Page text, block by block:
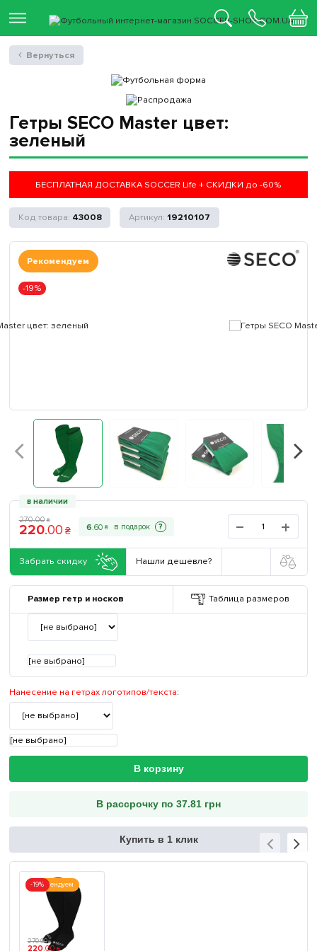
Гетры SECO Master цвет:
зеленый
БЕСПЛАТНАЯ ДОСТАВКА SOCCER Life + СКИДКИ до -60%
43008 19210107
Рекомендуем
-19%
в наличии
270.00 ₴
220.00 ₴ 6.60 ₴ ?
Забрать скидку Нашли дешевле?
Размер гетр и носков Таблица размеров
[не выбрано]
Нанесение на гетрах логотипов/текста:
[не выбрано]
В корзину
В рассрочку по 37.81 грн
Купить в 1 клик
Рекомендуем
-19%
270.00 ₴
220.00 ₴
Вернуться